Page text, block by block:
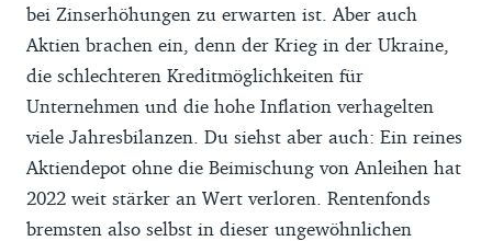
bei Zinserhöhungen zu erwarten ist. Aber auch
Aktien brachen ein, denn der Krieg in der Ukraine,
die schlechteren Kreditmöglichkeiten für
Unternehmen und die hohe Inflation verhagelten
viele Jahresbilanzen. Du siehst aber auch: Ein reines
Aktiendepot ohne die Beimischung von Anleihen hat
2022 weit stärker an Wert verloren. Rentenfonds
bremsten also selbst in dieser ungewöhnlichen